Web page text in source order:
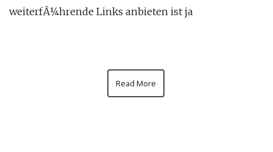
weiterfÃ¼hrende Links anbieten ist ja
Read More